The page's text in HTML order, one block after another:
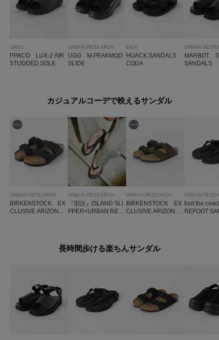
URBS
PPACO LUX-2 AIR
STUDDED SOLE
URBAN RESEARCH
UGG M PEAKMOD
SLIDE
EKAL
HIJACK SANDALS
CODA
URBAN
MARBOT
SANDALS
カジュアルコーデで映えるサンダル
URBAN RESEARCH
BIRKENSTOCK EX
CLUSIVE ARIZONA
URBAN RESEARCH
『別注』ISLAND SLI
PPER×URBAN RES
URBAN RESEARCH
BIRKENSTOCK EX
CLUSIVE ARIZONA
URBAN
foot the
REFOOT
長時間歩ける楽ちんサンダル